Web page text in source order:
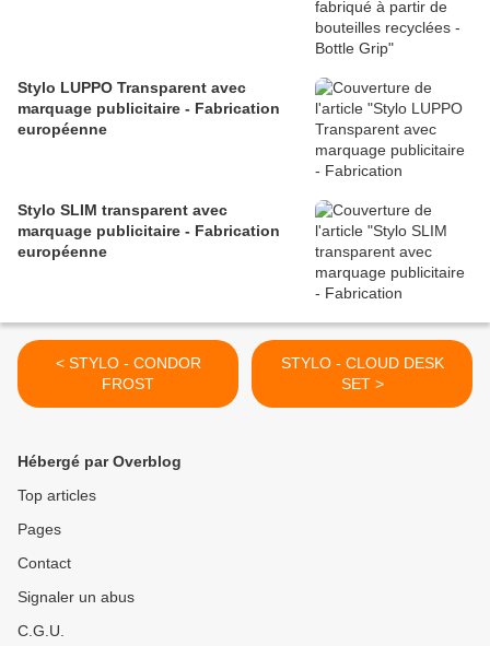
Stylo LUPPO Transparent avec
marquage publicitaire - Fabrication
européenne
Stylo SLIM transparent avec
marquage publicitaire - Fabrication
européenne
< STYLO - CONDOR
FROST
STYLO - CLOUD DESK
SET >
Hébergé par Overblog
Top articles
Pages
Contact
Signaler un abus
C.G.U.